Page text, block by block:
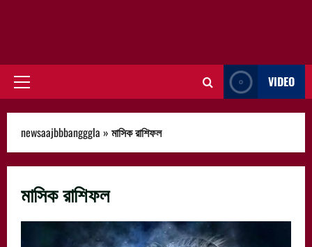
Primary
VIDEO
newsaajbbbangggla » মাসিক রাশিফল
মাসিক রাশিফল